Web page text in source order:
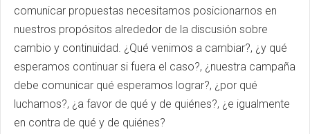
comunicar propuestas necesitamos posicionarnos en
nuestros propósitos alrededor de la discusión sobre
cambio y continuidad. ¿Qué venimos a cambiar?, ¿y qué
esperamos continuar si fuera el caso?, ¿nuestra campaña
debe comunicar qué esperamos lograr?, ¿por qué
luchamos?, ¿a favor de qué y de quiénes?, ¿e igualmente
en contra de qué y de quiénes?